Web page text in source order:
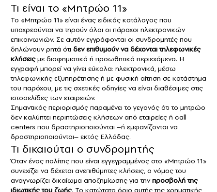
Τι είναι το «Μητρώο 11»
Το «Μητρώο 11» είναι ένας ειδικός κατάλογος που
υποχρεούνται να τηρούν όλοι οι πάροχοι ηλεκτρονικών
επικοινωνιών. Σε αυτόν εγγράφονται οι συνδρομητές που
δηλώνουν ρητά ότι δεν επιθυμούν να δέχονται τηλεφωνικές
κλήσειςμε διαφημιστικό ή προωθητικό περιεχόμενο. Η
εγγραφή μπορεί να γίνει εύκολα: ηλεκτρονικά, μέσω
τηλεφωνικής εξυπηρέτησης ή με φυσική αίτηση σε κατάστημα
του παρόχου, με τις σχετικές οδηγίες να είναι διαθέσιμες στις
ιστοσελίδες των εταιρειών.
Σημαντικός περιορισμός παραμένει το γεγονός ότι το μητρώο
δεν καλύπτει περιπτώσεις κλήσεων από εταιρείες ή call
centers που δραστηριοποιούνται –ή εμφανίζονται να
δραστηριοποιούνται– εκτός Ελλάδας.
Τι δικαιούται ο συνδρομητής
Όταν ένας πολίτης που είναι εγγεγραμμένος στο «Μητρώο 11»
συνεχίζει να δέχεται ανεπιθύμητες κλήσεις, ο νόμος του
αναγνωρίζει δικαίωμα αποζημίωσης για τηνπροσβολή της